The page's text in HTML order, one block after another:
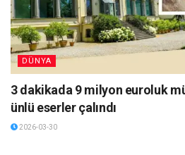
DÜNYA
3 dakikada 9 milyon euroluk
ünlü eserler çalındı
2026-03-30